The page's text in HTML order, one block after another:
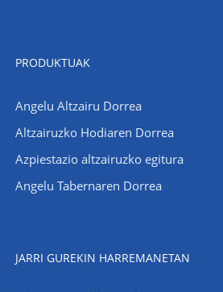
PRODUKTUAK
Angelu Altzairu Dorrea
Altzairuzko Hodiaren Dorrea
Azpiestazio altzairuzko egitura
Angelu Tabernaren Dorrea
JARRI GUREKIN HARREMANETAN